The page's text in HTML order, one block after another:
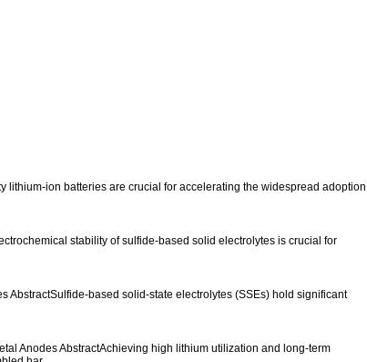
lithium-ion batteries are crucial for accelerating the widespread adoption
stability of sulfide-based solid electrolytes is crucial for
AbstractSulfide-based solid-state electrolytes (SSEs) hold significant
AnodesAbstractAchieving high lithium utilization and long-term